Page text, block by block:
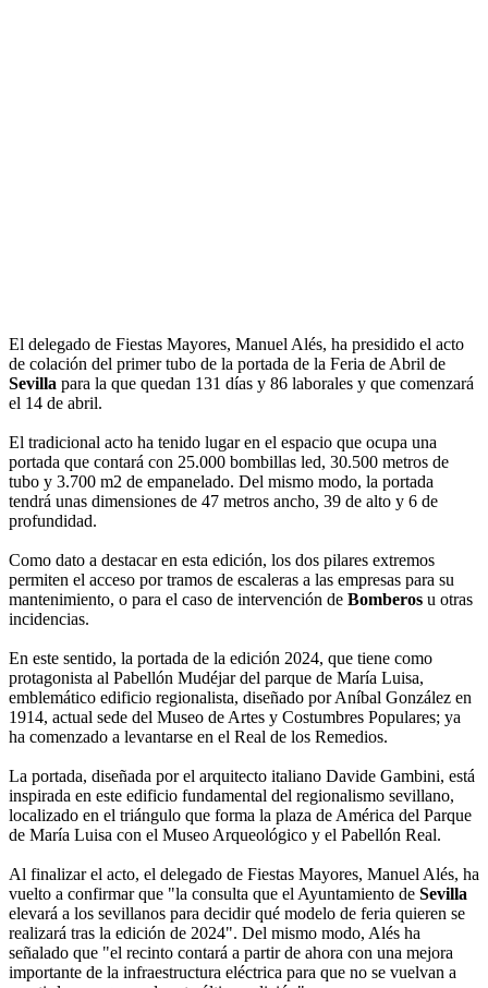
El delegado de Fiestas Mayores, Manuel Alés, ha presidido el acto
de colación del primer tubo de la portada de la Feria de Abril de
Sevilla para la que quedan 131 días y 86 laborales y que comenzará
el 14 de abril.
El tradicional acto ha tenido lugar en el espacio que ocupa una
portada que contará con 25.000 bombillas led, 30.500 metros de
tubo y 3.700 m2 de empanelado. Del mismo modo, la portada
tendrá unas dimensiones de 47 metros ancho, 39 de alto y 6 de
profundidad.
Como dato a destacar en esta edición, los dos pilares extremos
permiten el acceso por tramos de escaleras a las empresas para su
mantenimiento, o para el caso de intervención de Bomberos u otras
incidencias.
En este sentido, la portada de la edición 2024, que tiene como
protagonista al Pabellón Mudéjar del parque de María Luisa,
emblemático edificio regionalista, diseñado por Aníbal González en
1914, actual sede del Museo de Artes y Costumbres Populares; ya
ha comenzado a levantarse en el Real de los Remedios.
La portada, diseñada por el arquitecto italiano Davide Gambini, está
inspirada en este edificio fundamental del regionalismo sevillano,
localizado en el triángulo que forma la plaza de América del Parque
de María Luisa con el Museo Arqueológico y el Pabellón Real.
Al finalizar el acto, el delegado de Fiestas Mayores, Manuel Alés, ha
vuelto a confirmar que "la consulta que el Ayuntamiento de Sevilla
elevará a los sevillanos para decidir qué modelo de feria quieren se
realizará tras la edición de 2024". Del mismo modo, Alés ha
señalado que "el recinto contará a partir de ahora con una mejora
importante de la infraestructura eléctrica para que no se vuelvan a